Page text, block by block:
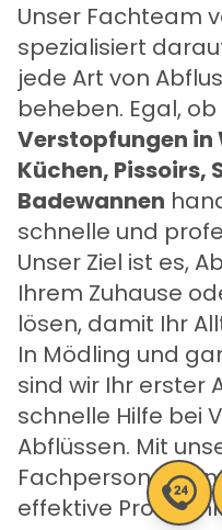
Unser Fachteam
spezialisiert
jede Art von
beheben. Egal,
Verstopfungen in
Küchen, Pissoirs,
Badewannen
schnelle und
Unser Ziel ist es,
Ihrem Zuhause
lösen, damit Ihr
In Mödling und
sind wir Ihr erster
schnelle Hilfe bei
Abflüssen. Mit
Fachpersonal
effektive